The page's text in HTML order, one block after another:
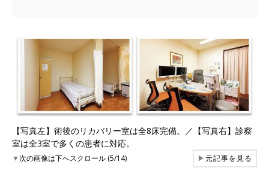
【写真左】術後のリカバリー室は全8床完備。／【写真右】診察
室は全3室で多くの患者に対応。
▼次の画像は下へスクロール (5/14) ▶元記事を見る